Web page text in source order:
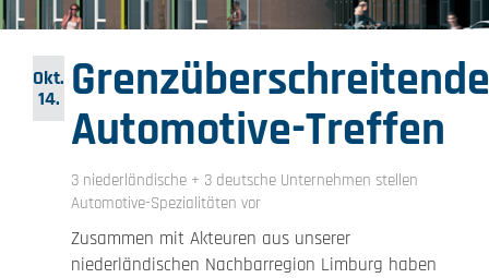
Okt.
14.
Automotive-Treffen
3 niederländische + 3 deutsche Unternehmen stellen
Automotive-Spezialitäten vor
Zusammen mit Akteuren aus unserer
niederländischen Nachbarregion Limburg haben